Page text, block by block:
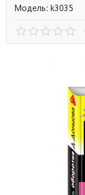
Модель: k3035